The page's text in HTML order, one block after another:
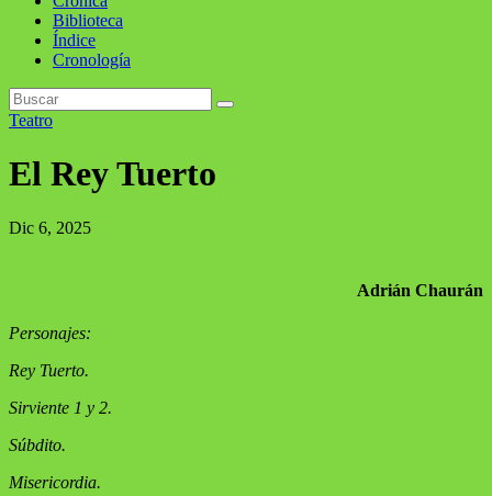
Biblioteca
Índice
Cronología
Teatro
El Rey Tuerto
Dic 6, 2025
Adrián Chaurán
Personajes:
Rey Tuerto.
Sirviente 1 y 2.
Súbdito.
Misericordia.